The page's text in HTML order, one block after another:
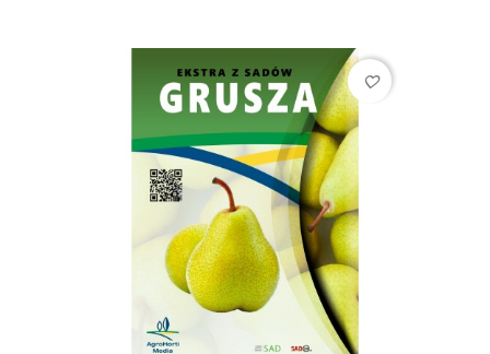
favorite_border